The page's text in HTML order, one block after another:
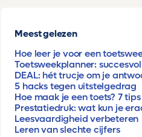
Meest gelezen
Hoe leer je voor een
Toetsweekplanner:
DEAL: hét trucje om je
5 hacks tegen uitstelgedrag
Hoe maak je een toets? 7 tips
Prestatiedruk: wat kun je
Leesvaardigheid verbeteren
Leren van slechte cijfers